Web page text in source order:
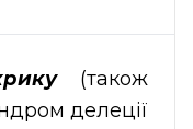
(також
делеції